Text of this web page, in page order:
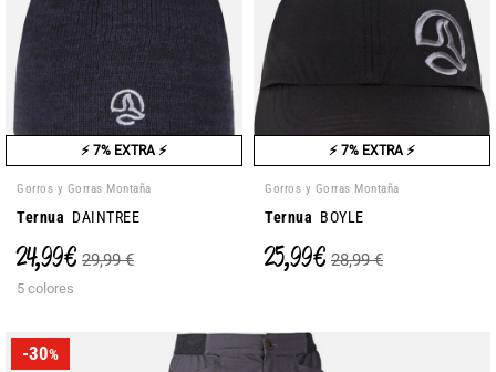
⚡ 7% EXTRA ⚡
Gorros y Gorras Montaña
Ternua DAINTREE
24,99 € 29,99 €
5 colores
⚡ 7% EXTRA ⚡
Gorros y Gorras Montaña
Ternua BOYLE
25,99 € 28,99 €
-30%